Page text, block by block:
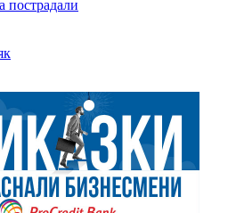
пострадали